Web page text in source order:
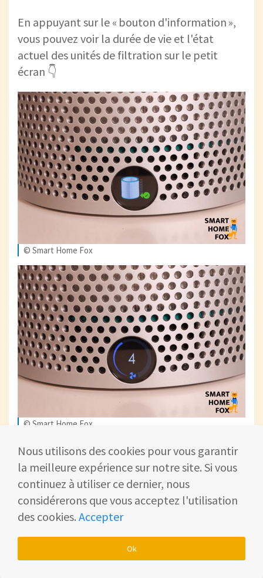
En appuyant sur le « bouton d'information »,
vous pouvez voir la durée de vie et l'état
actuel des unités de filtration sur le petit
écran 👇
© Smart Home Fox
© Smart Home Fox
Vous pouvez modifier la vitesse du flux
d'air et passer des niveaux 1 à 10 vers le
haut ou vers le bas. D'ailleurs,les modes
sont affichés sur l'écran LCD 👀
Nous utilisons des cookies pour vous garantir
la meilleure expérience sur notre site. Si vous
continuez à utiliser ce dernier, nous
considérerons que vous acceptez l'utilisation
des cookies. Accepter
Ok